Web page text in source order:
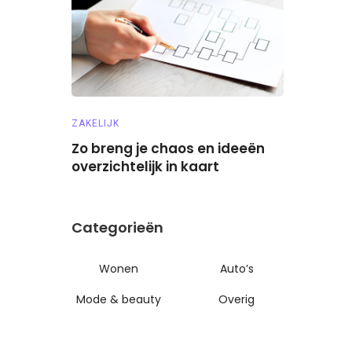
ZAKELIJK
Zo breng je chaos en ideeën
overzichtelijk in kaart
Categorieën
Wonen
Auto’s
Mode & beauty
Overig